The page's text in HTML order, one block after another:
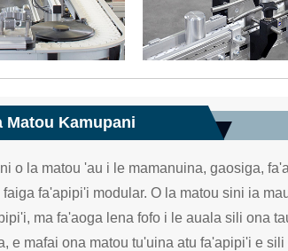
Matou Kamupani
o la matou 'au i le mamanuina, gaosiga,
fa'apipi'i modular. O la matou sini ia
ma fa'aoga lena fofo i le auala sili ona
e mafai ona matou tu'uina atu fa'apipi'i e